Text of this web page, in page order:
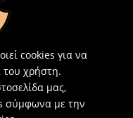
cookies για να
του χρήστη.
μας,
σύμφωνα με την